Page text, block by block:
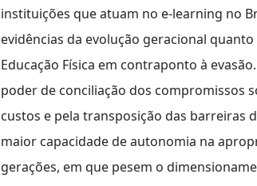
instituições que atuam no e-learning no
evidências da evolução geracional
Educação Física em contraponto à
poder de conciliação dos compromissos
custos e pela transposição das barreiras
maior capacidade de autonomia na
gerações, em que pesem o